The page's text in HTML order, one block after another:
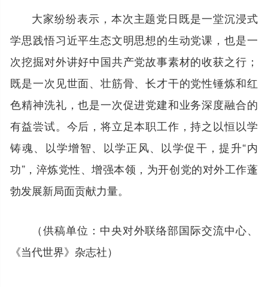
大家纷纷表示，本次主题党日既是一堂沉浸式
学思践悟习近平生态文明思想的生动党课，也是一
次挖掘对外讲好中国共产党故事素材的收获之行；
既是一次见世面、壮筋骨、长才干的党性锤炼和红
色精神洗礼，也是一次促进党建和业务深度融合的
有益尝试。今后，将立足本职工作，持之以恒以学
铸魂、以学增智、以学正风、以学促干，提升“内
功”，淬炼党性、增强本领，为开创党的对外工作蓬
勃发展新局面贡献力量。
（供稿单位：中央对外联络部国际交流中心、
《当代世界》杂志社）